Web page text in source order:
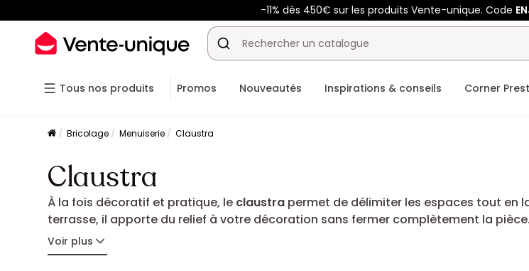
-11% dès 450€ sur les produits Vente-unique. Code
Tous nos produits Promos Nouveautés Inspirations & conseils Corner
Bricolage Menuiserie Claustra
Claustra
À la fois décoratif et pratique, le claustra permet de délimiter les espaces tout en
terrasse, il apporte du relief à votre décoration sans fermer complètement la
trouvez le claustra idéal pour structurer votre intérieur avec style.
Voir plus